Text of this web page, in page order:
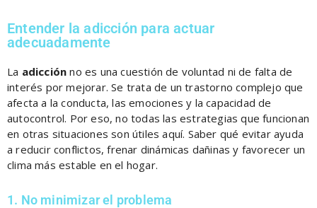
Entender la adicción para actuar
adecuadamente
La adicciónno es una cuestión de voluntad ni de falta de
interés por mejorar. Se trata de un trastorno complejo que
afecta a la conducta, las emociones y la capacidad de
autocontrol. Por eso, no todas las estrategias que funcionan
en otras situaciones son útiles aquí. Saber qué evitar ayuda
a reducir conflictos, frenar dinámicas dañinas y favorecer un
clima más estable en el hogar.
1. No minimizar el problema